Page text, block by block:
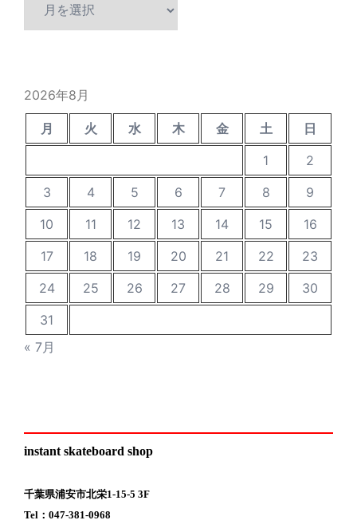
2026年8月
月 火 水 木 金 土
日
1
2
3
4 5 6 7 8
9
10
11 12 13 14 15
16
17
18 19 20 21 22
23
24
25 26 27 28 29
30
31
« 7月
instant skateboard shop
千葉県浦安市北栄1-15-5 3F
Tel：047-381-0968